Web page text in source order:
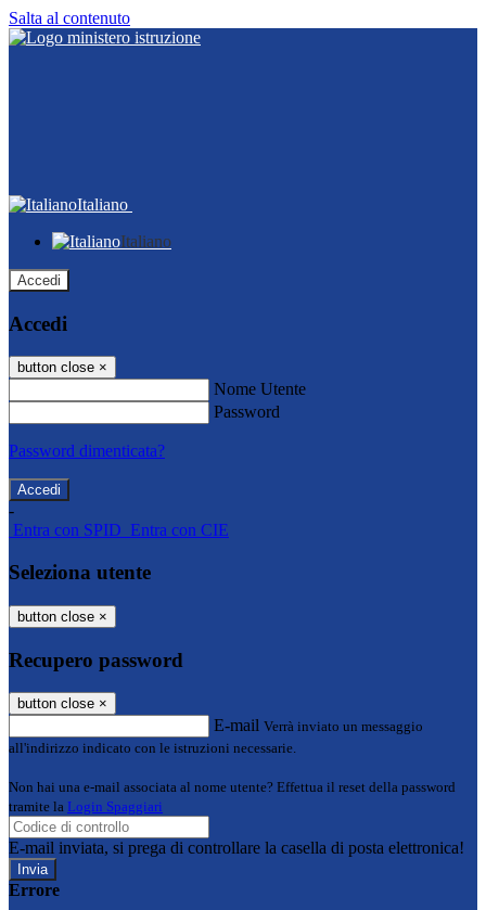
Salta al contenuto
Italiano
Italiano
Accedi
Accedi
button close ×
Nome Utente
Password
Password dimenticata?
-
Entra con SPID Entra con CIE
Seleziona utente
button close ×
Recupero password
button close ×
E-mail Verrà inviato un messaggio
all'indirizzo indicato con le istruzioni necessarie.
Non hai una e-mail associata al nome utente? Effettua il reset della password
tramite la Login Spaggiari
E-mail inviata, si prega di controllare la casella di posta elettronica!
Errore